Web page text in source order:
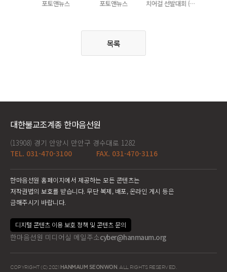
포토앤뉴스
포토앤뉴스
치어걸 선발대회 (2005 한마음체육대회)
목록
대한불교조계종 한마음선원
(13908) 경기 안양시 만안구 경수대로 1282
TEL. 031-470-3100
FAX. 031-470-3116
한마음선원 홈페이지에서 제공하는 모든 콘텐츠는
저작권법의 보호를 받습니다. 무단 복제, 배포, 온라인 게시 등은
금해주시기 바랍니다.
디지털 콘텐츠 이용 보호 정책 및 콘텐츠 문의
한마음선원 미디어실 메일주소cyber@hanmaum.org
COPYRIGHT (C) 2021 HANMAUM SEONWON . ALL RIGHTS RESERVED.